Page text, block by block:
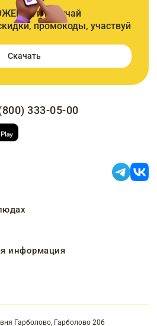
и получай
промокоды, участвуй
Скачать
333-05-00
информация
Гарболово, Гарболово 206